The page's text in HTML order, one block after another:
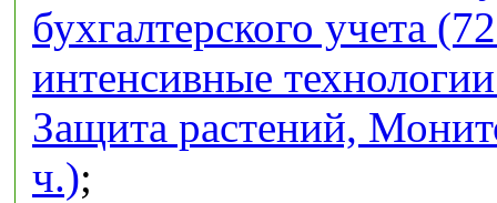
бухгалтерского учета
интенсивные
Защита растений,
ч.);